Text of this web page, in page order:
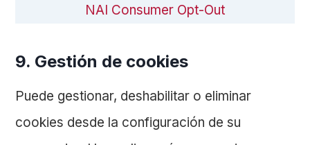
NAI Consumer Opt-Out
9. Gestión de cookies
Puede gestionar, deshabilitar o eliminar
cookies desde la configuración de su